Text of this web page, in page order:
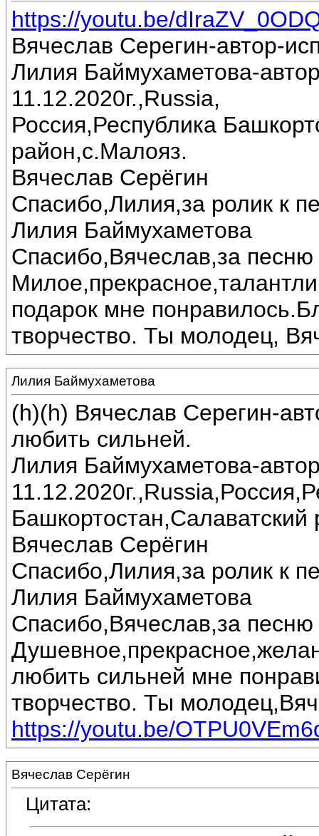
https://youtu.be/
Вячеслав Серегин-автор-
Лилия Баймухаметова-
11.12.2020г.,Russia,
Россия,Республика
район,с.Малояз.
Вячеслав Серёгин
Спасибо,Лилия,за ролик к
Лилия Баймухаметова
Спасибо,Вячеслав,за песню
подарок мне
творчество. Ты молодец,
Лилия Баймухаметова
(h)(h) Вячеслав Серегин-
любить сильней.
Лилия Баймухаметова-
Вячеслав Серёгин
Спасибо,Лилия,за ролик к
Лилия Баймухаметова
Спасибо,Вячеслав,за песню
любить сильней мне
творчество. Ты
https://youtu.be/
Вячеслав Серёгин
Цитата: